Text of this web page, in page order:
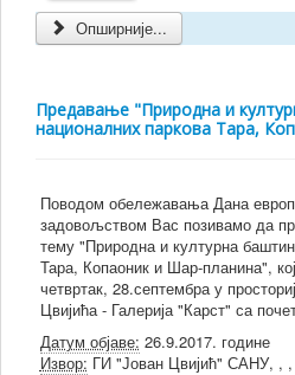
Опширније...
Предавање "Природна и
националних паркова Тара,
Поводом обележавања Дана
задовољством Вас позивамо да
тему "Природна и културна
Тара, Копаоник и Шар-планина",
четвртак, 28.септембра у
Цвијића - Галерија "Карст" са
Датум објаве: 26.9.2017. године
Извор: ГИ "Јован Цвијић" САНУ, , ,